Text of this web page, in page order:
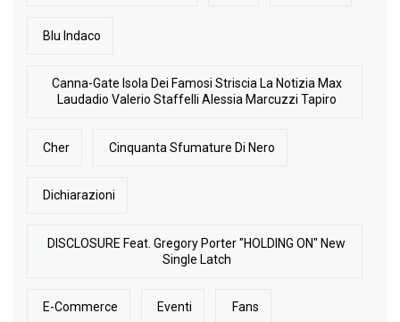
Blu Indaco
Canna-Gate Isola Dei Famosi Striscia La Notizia Max
Laudadio Valerio Staffelli Alessia Marcuzzi Tapiro
Cher Cinquanta Sfumature Di Nero
Dichiarazioni
DISCLOSURE Feat. Gregory Porter "HOLDING ON" New
Single Latch
E-Commerce Eventi Fans